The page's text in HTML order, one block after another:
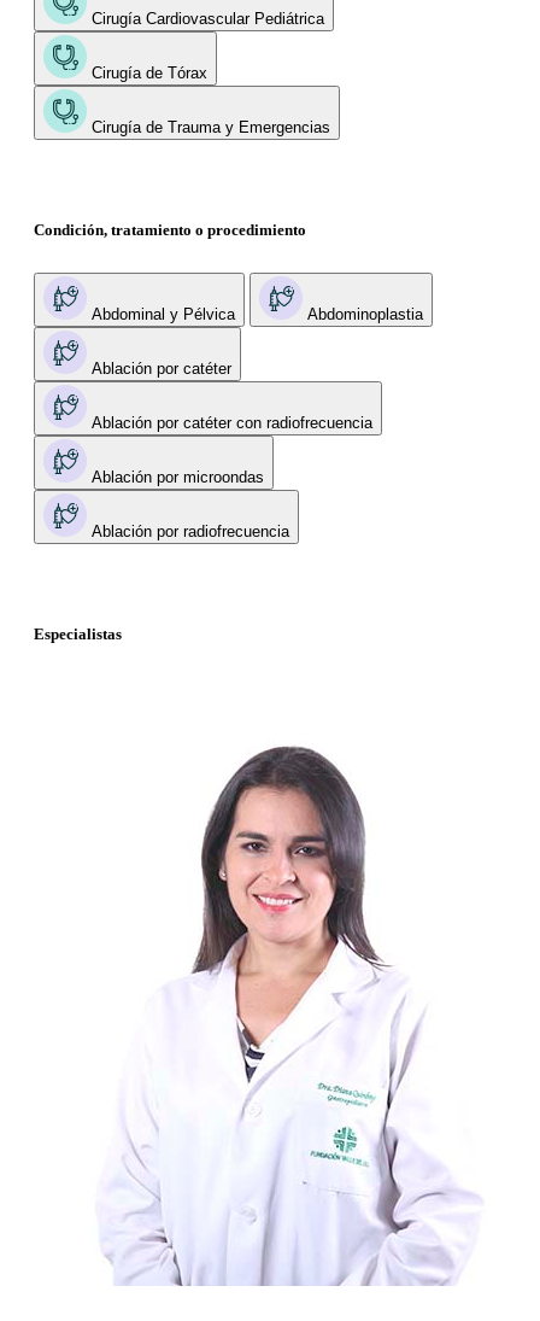
Cirugía Cardiovascular Pediátrica
Cirugía de Tórax
Cirugía de Trauma y Emergencias
Condición, tratamiento o procedimiento
Abdominal y Pélvica Abdominoplastia
Ablación por catéter
Ablación por catéter con radiofrecuencia
Ablación por microondas
Ablación por radiofrecuencia
Especialistas